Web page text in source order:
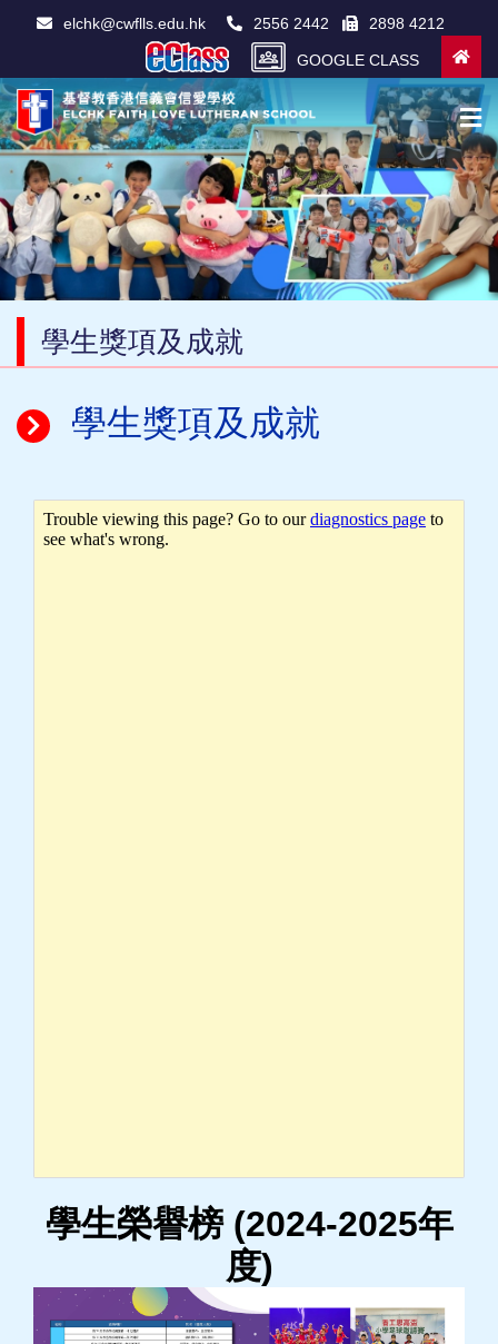
elchk@cwflls.edu.hk 2556 2442 2898 4212
GOOGLE CLASS
學生獎項及成就
學生獎項及成就
學生榮譽榜 (2024-2025年
度)